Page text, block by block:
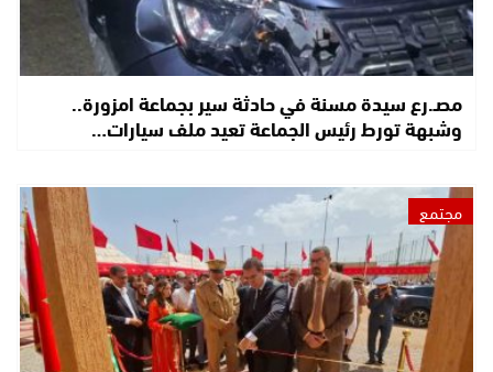
مصـ.رع سيدة مسنة في حادثة سير بجماعة امزورة..
وشبهة تورط رئيس الجماعة تعيد ملف سيارات…
مجتمع